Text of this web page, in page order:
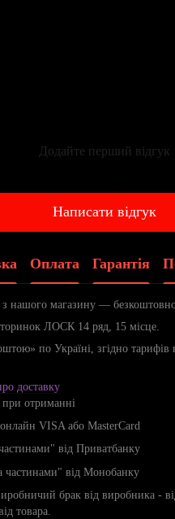
Додайте перший відгук
Написати відгук
Оплата Гарантія
з нашого магазину —
ЛОСК 14 ряд, 15 місце.
по Україні, згідно тарифів
доставку
при отриманні
VISA або MasterCard
від Приватбанку
частинами" від Монобанку
брак від виробника -
товара.